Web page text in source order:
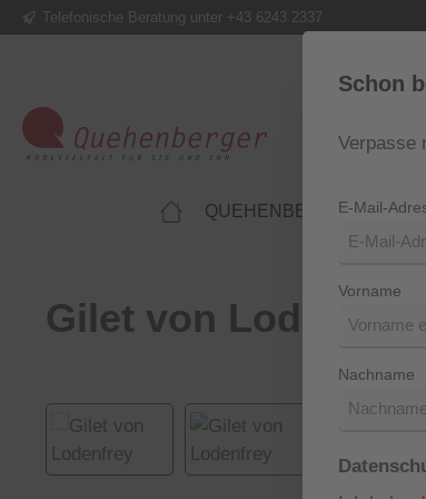
Hauptinhalt springen
Zur Suche springen
Zur Hauptnavigation springen
Telefonische Beratung unter +43 6243 2337
QUEHENBERGER
Gilet von Lodenfrey
Bildergalerie überspringen
Schon
Verpasse
E-Mail-
Vorname
Nachname